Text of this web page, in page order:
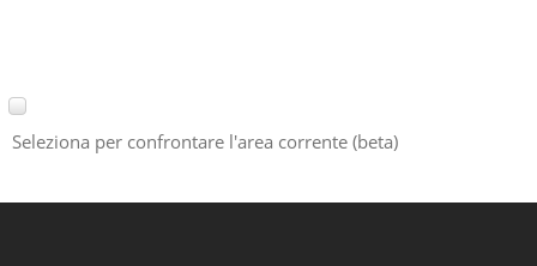
Seleziona per confrontare l'area corrente (beta)